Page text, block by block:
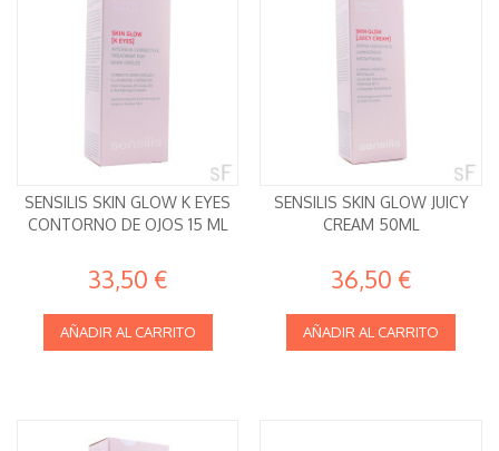
SENSILIS SKIN GLOW K EYES
CONTORNO DE OJOS 15 ML
33,50 €
AÑADIR AL CARRITO
SENSILIS SKIN GLOW JUICY
CREAM 50ML
36,50 €
AÑADIR AL CARRITO